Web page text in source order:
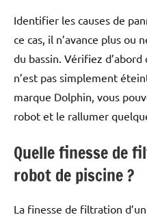
Identifier les causes de
ce cas, il n’avance plus ou
du bassin. Vérifiez
n’est pas simplement
marque Dolphin, vous
robot et le rallumer
Quelle finesse de
robot de piscine ?
La finesse de filtration